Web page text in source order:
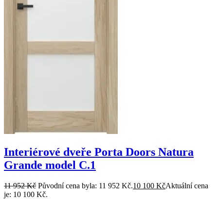
Interiérové dveře Porta Doors Natura
Grande model C.1
11 952Kč Původní cena byla: 11 952 Kč.10 100 KčAktuální cena
je: 10 100 Kč.